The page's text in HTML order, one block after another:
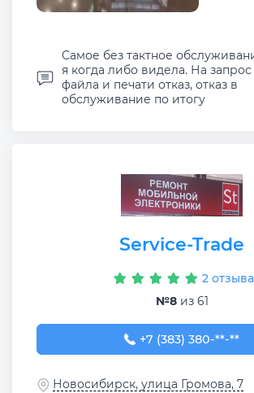
Самое без тактное
я когда либо видела. На
файла и печати отказ, отказ в
обслуживание по итогу
Service-Trade
2 отзыва
№8из 61
+7 (383) 380-15-74
+7 (383) 380-**-**
Новосибирск, улица Громова, 7